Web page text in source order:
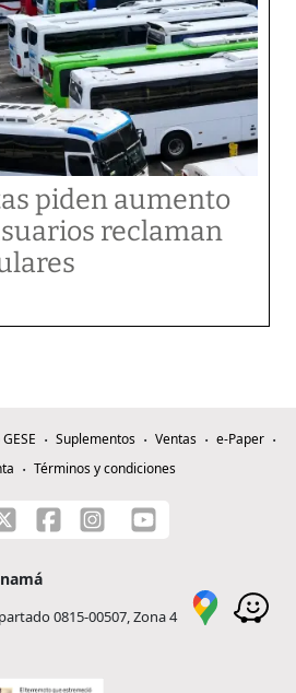
piden aumento
reclaman
Suplementos Ventas
e-Paper
Términos y condiciones
0815-00507, Zona 4